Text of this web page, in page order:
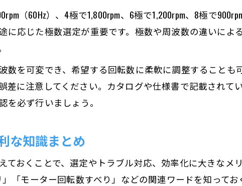
（60Hz）、4極で1,800rpm、6極で1,200rpm、8極で
に応じた極数選定が重要です。極数や周波数の違いによ
数を可変でき、希望する回転数に柔軟に調整することも
差に注意してください。カタログや仕様書で記載されて
必ず行いましょう。
な知識まとめ
ておくことで、選定やトラブル対応、効率化に大きなメ
「モーター回転数すべり」などの関連ワードを知ってお